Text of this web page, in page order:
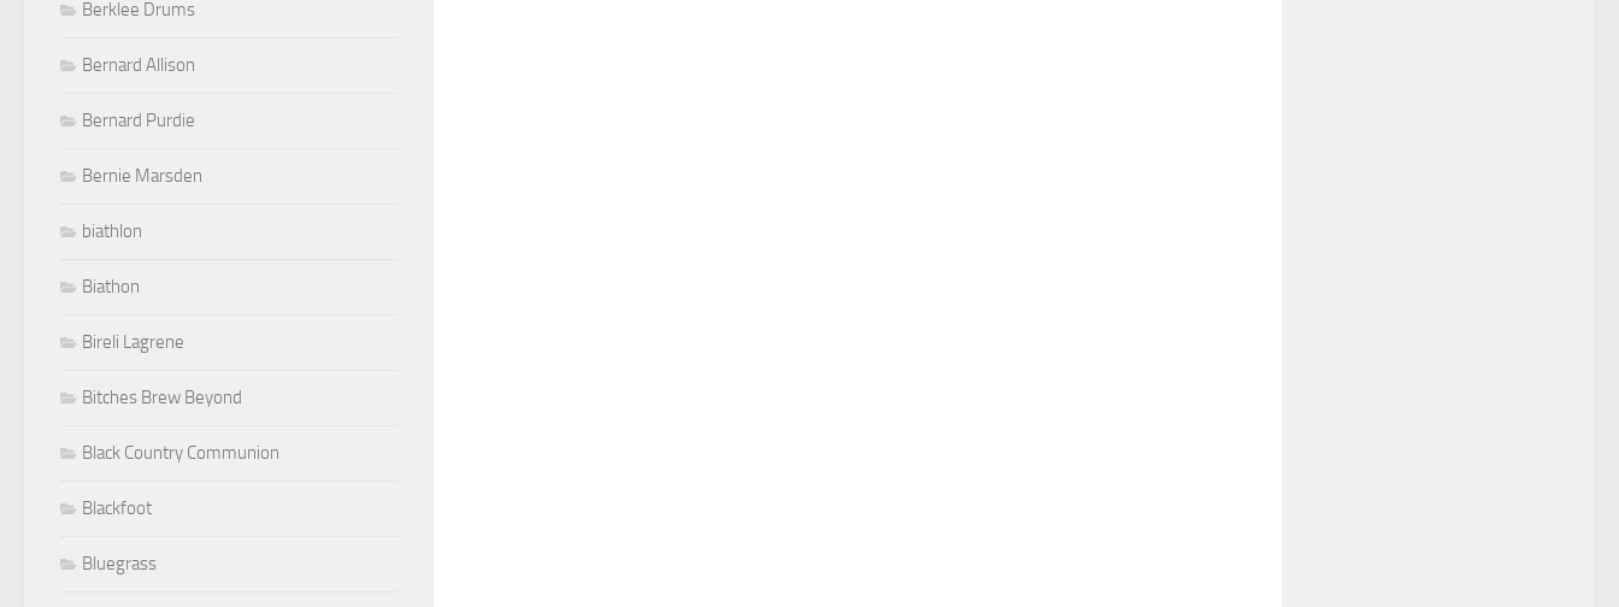
Berklee Drums
Bernard Allison
Bernard Purdie
Bernie Marsden
biathlon
Biathon
Bireli Lagrene
Bitches Brew Beyond
Black Country Communion
Blackfoot
Bluegrass